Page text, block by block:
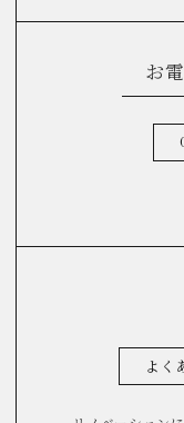
お
よく